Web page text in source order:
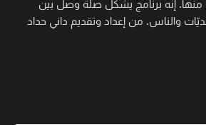
منها. إنّه برنامج يشكّل صلة وصل بين
والناس. من إعداد وتقديم داني حداد